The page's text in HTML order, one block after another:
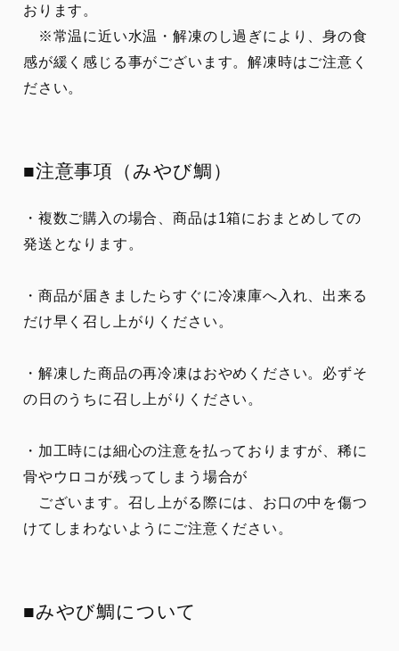
おります。
※常温に近い水温・解凍のし過ぎにより、身の食
感が緩く感じる事がございます。解凍時はご注意く
ださい。
■注意事項（みやび鯛）
・複数ご購入の場合、商品は1箱におまとめしての
発送となります。
・商品が届きましたらすぐに冷凍庫へ入れ、出来る
だけ早く召し上がりください。
・解凍した商品の再冷凍はおやめください。必ずそ
の日のうちに召し上がりください。
・加工時には細心の注意を払っておりますが、稀に
骨やウロコが残ってしまう場合が
ございます。召し上がる際には、お口の中を傷つ
けてしまわないようにご注意ください。
■みやび鯛について